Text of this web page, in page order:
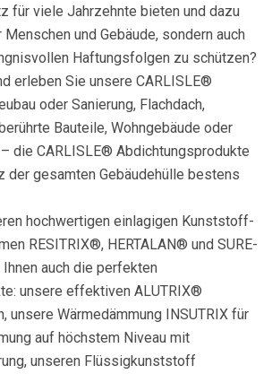
für viele Jahrzehnte bieten und dazu
und Gebäude, sondern auch
Haftungsfolgen zu schützen?
erleben Sie unsere CARLISLE®
oder Sanierung, Flachdach,
Bauteile, Wohngebäude oder
die CARLISLE® Abdichtungsprodukte
der gesamten Gebäudehülle bestens
hochwertigen einlagigen Kunststoff-
RESITRIX®, HERTALAN® und SURE-
auch die perfekten
unsere effektiven ALUTRIX®
unsere Wärmedämmung INSUTRIX für
auf höchstem Niveau mit
unseren Flüssigkunststoff